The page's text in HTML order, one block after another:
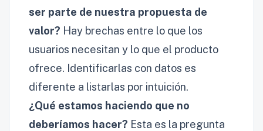
ser parte de nuestra propuesta de
valor? Hay brechas entre lo que los
usuarios necesitan y lo que el producto
ofrece. Identificarlas con datos es
diferente a listarlas por intuición.
¿Qué estamos haciendo que no
deberíamos hacer? Esta es la pregunta